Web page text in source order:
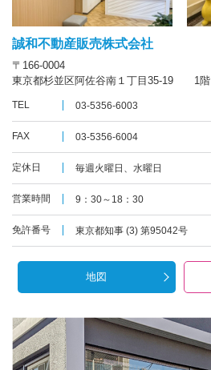
誠和不動産販売株式会社
〒166-0004
東京都杉並区阿佐谷南１丁目35-19 1階
TEL 03-5356-6003
FAX 03-5356-6004
定休日 毎週火曜日、水曜日
営業時間 9：30～18：30
免許番号 東京都知事 (3) 第95042号
地図